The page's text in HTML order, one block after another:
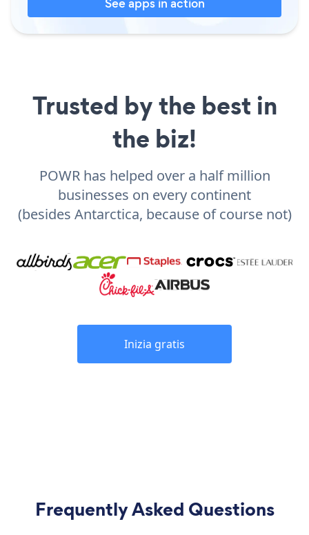
Trusted by the best in
the biz!
POWR has helped over a half million
businesses on every continent
(besides Antarctica, because of course not)
Inizia gratis
Frequently Asked Questions